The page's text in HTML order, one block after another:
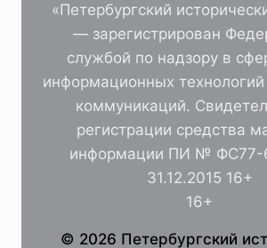
«Петербургский
— зарегистрирован
службой по надзору в
информационных
коммуникаций.
регистрации средства
информации ПИ № ФС77-
31.12.2015 16+
16+
© 2026 Петербургский